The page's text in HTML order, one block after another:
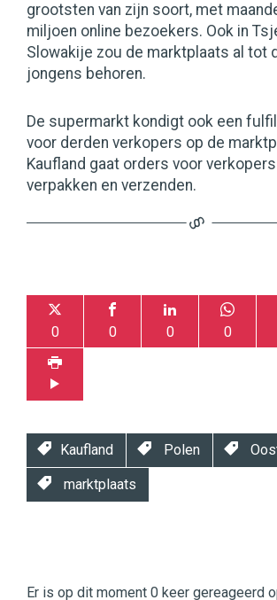
grootsten van zijn soort, met
miljoen online bezoekers. Ook in
Slowakije zou de marktplaats al tot
jongens behoren.
De supermarkt kondigt ook een
voor derden verkopers op de
Kaufland gaat orders voor
verpakken en verzenden.
0 0 0 0
Kaufland Polen
marktplaats
|Er is op dit moment 0 keer gereageerd